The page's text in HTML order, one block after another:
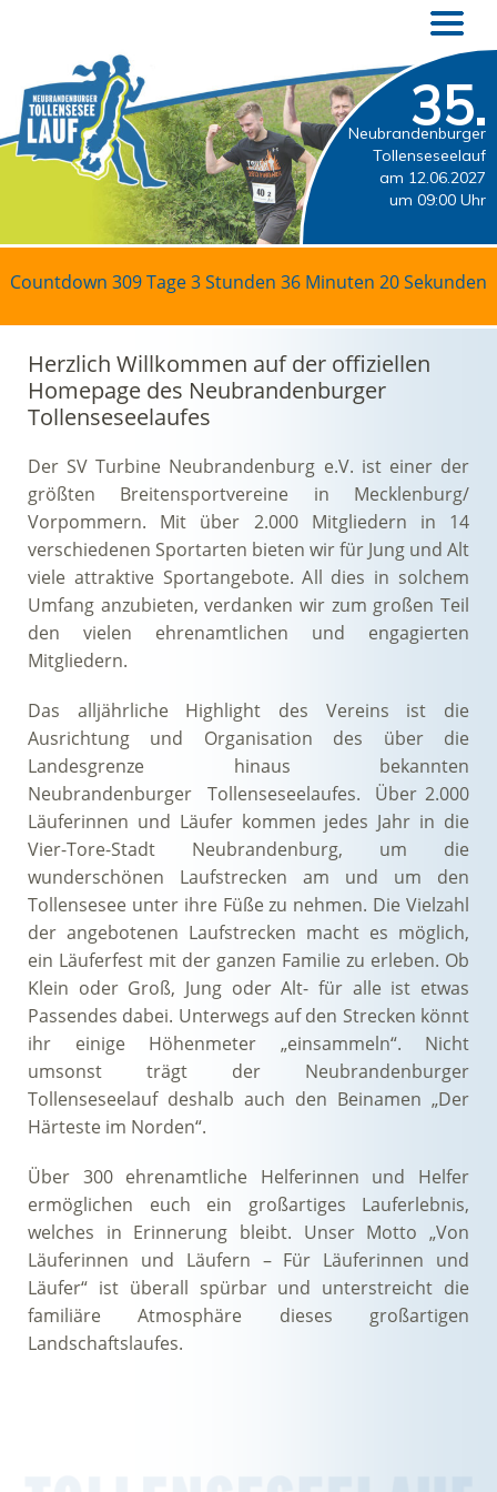
35.
Neubrandenburger
Tollenseseelauf
am 12.06.2027
um 09:00 Uhr
Countdown 309 Tage 3 Stunden 36 Minuten 19 Sekunden
Herzlich Willkommen auf der offiziellen
Homepage des Neubrandenburger
Tollenseseelaufes
Der SV Turbine Neubrandenburg e.V. ist einer der
größten Breitensportvereine in Mecklenburg/
Vorpommern. Mit über 2.000 Mitgliedern in 14
verschiedenen Sportarten bieten wir für Jung und Alt
viele attraktive Sportangebote. All dies in solchem
Umfang anzubieten, verdanken wir zum großen Teil
den vielen ehrenamtlichen und engagierten
Mitgliedern.
Das alljährliche Highlight des Vereins ist die
Ausrichtung und Organisation des über die
Landesgrenze hinaus bekannten
Neubrandenburger Tollenseseelaufes. Über 2.000
Läuferinnen und Läufer kommen jedes Jahr in die
Vier-Tore-Stadt Neubrandenburg, um die
wunderschönen Laufstrecken am und um den
Tollensesee unter ihre Füße zu nehmen. Die Vielzahl
der angebotenen Laufstrecken macht es möglich,
ein Läuferfest mit der ganzen Familie zu erleben. Ob
Klein oder Groß, Jung oder Alt- für alle ist etwas
Passendes dabei. Unterwegs auf den Strecken könnt
ihr einige Höhenmeter „einsammeln“. Nicht
umsonst trägt der Neubrandenburger
Tollenseseelauf deshalb auch den Beinamen „Der
Härteste im Norden“.
Über 300 ehrenamtliche Helferinnen und Helfer
ermöglichen euch ein großartiges Lauferlebnis,
welches in Erinnerung bleibt. Unser Motto „Von
Läuferinnen und Läufern – Für Läuferinnen und
Läufer“ ist überall spürbar und unterstreicht die
familiäre Atmosphäre dieses großartigen
Landschaftslaufes.